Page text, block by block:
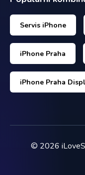
Servis iPhone
iPhone Praha
iPhone Praha
© 2026